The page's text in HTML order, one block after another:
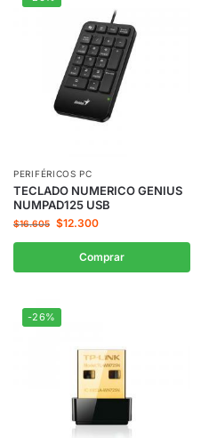
PERIFÉRICOS PC
TECLADO NUMERICO GENIUS
NUMPAD125 USB
$16.605 $12.300
Comprar
-26%